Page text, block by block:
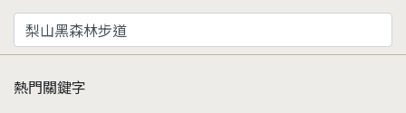
熱門關鍵字